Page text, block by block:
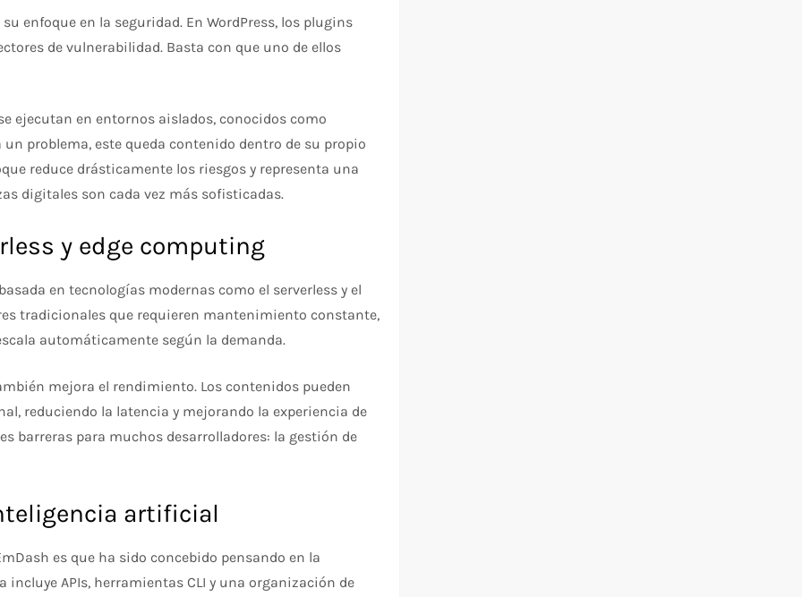
enfoque en la seguridad. En WordPress, los plugins
de vulnerabilidad. Basta con que uno de ellos
ejecutan en entornos aislados, conocidos como
problema, este queda contenido dentro de su propio
reduce drásticamente los riesgos y representa una
digitales son cada vez más sofisticadas.
y edge computing
en tecnologías modernas como el serverless y el
tradicionales que requieren mantenimiento constante,
automáticamente según la demanda.
mejora el rendimiento. Los contenidos pueden
reduciendo la latencia y mejorando la experiencia de
barreras para muchos desarrolladores: la gestión de
artificial
es que ha sido concebido pensando en la
APIs, herramientas CLI y una organización de